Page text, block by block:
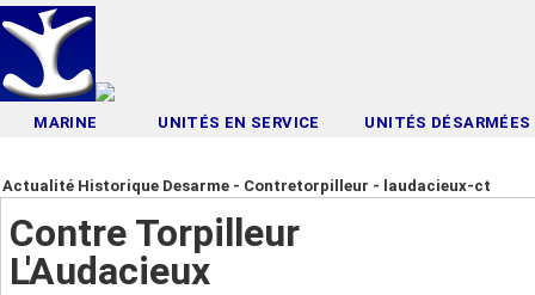
MARINE UNITÉS EN SERVICE UNITÉS DÉSARMÉES
Actualité Historique Desarme - Contretorpilleur - laudacieux-ct
Contre Torpilleur
L'Audacieux